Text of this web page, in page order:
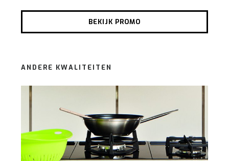
BEKIJK PROMO
ANDERE KWALITEITEN